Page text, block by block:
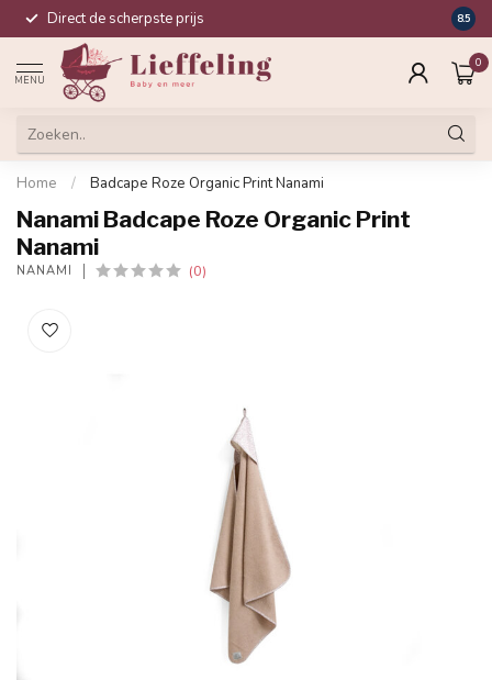
Direct de scherpste prijs 8.5
MENU
0
Home / Badcape Roze Organic Print Nanami
Nanami Badcape Roze Organic Print
Nanami
NANAMI (0)